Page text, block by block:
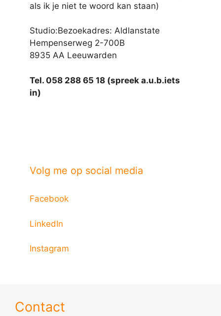
als ik je niet te woord kan staan)
Studio:Bezoekadres: Aldlanstate
Hempenserweg 2-700B
8935 AA Leeuwarden
Tel. 058 288 65 18 (spreek a.u.b.iets
in)
Volg me op social media
Facebook
LinkedIn
Instagram
Contact